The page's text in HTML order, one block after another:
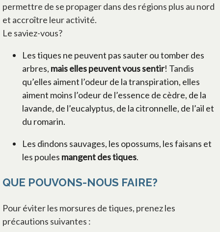
permettre de se propager dans des régions plus au nord
et accroître leur activité.
Le saviez-vous?
Les tiques ne peuvent pas sauter ou tomber des
arbres, mais elles peuvent vous sentir! Tandis
qu’elles aiment l’odeur de la transpiration, elles
aiment moins l’odeur de l’essence de cèdre, de la
lavande, de l’eucalyptus, de la citronnelle, de l’ail et
du romarin.
Les dindons sauvages, les opossums, les faisans et
les poules mangent des tiques.
QUE POUVONS-NOUS FAIRE?
Pour éviter les morsures de tiques, prenez les
précautions suivantes :